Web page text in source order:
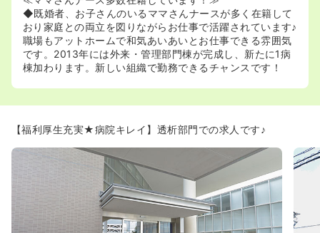
◆既婚者、お子さんのいるママさんナースが多く在籍して
おり家庭との両立を図りながらお仕事で活躍されています♪
職場もアットホームで和気あいあいとお仕事できる雰囲気
です。2013年には外来・管理部門棟が完成し、新たに1病
棟加わります。新しい組織で勤務できるチャンスです！
【福利厚生充実★病院キレイ】透析部門での求人です♪